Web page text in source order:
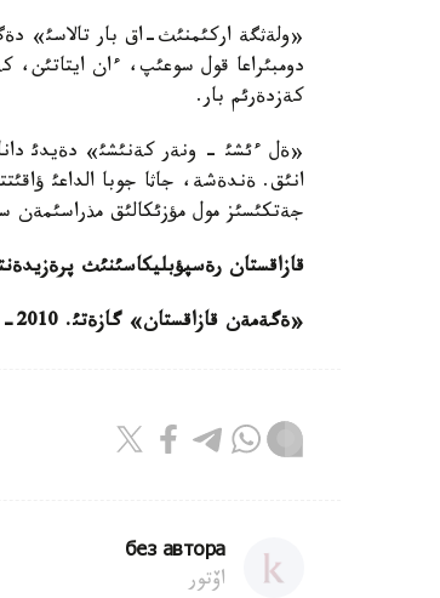
«ولةثگة اركئمنئث-اق بار تالاسئ»
دومبئراعا قول سوعئپ، ءان
كةزدةرئم بار.
«ةل ءئشئ - ونةر كةنئشئ» دةيدئ
انئق. ةندةشة، جاثا جوبا الداعئ
جةتكئسئز مول مؤزئكالئق
قازاقستان رةسپؤبليكاسئنئث
«ةگةمةن قازاقستان» گازةتئ. 2010- جئل 2-قازان.
без автора
اۆتور